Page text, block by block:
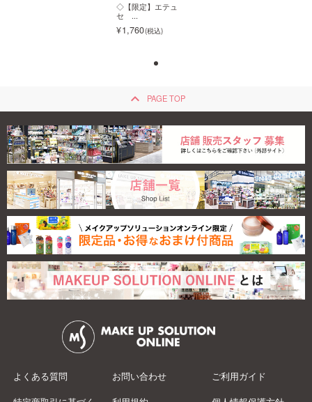
◇【限定】エテュ
セ ...
1,760
◇【限定】エテュ
セ ...
1,760
keyboard_arrow_up PAGE TOP
よくある質問 お問い合わせ ご利用ガイド